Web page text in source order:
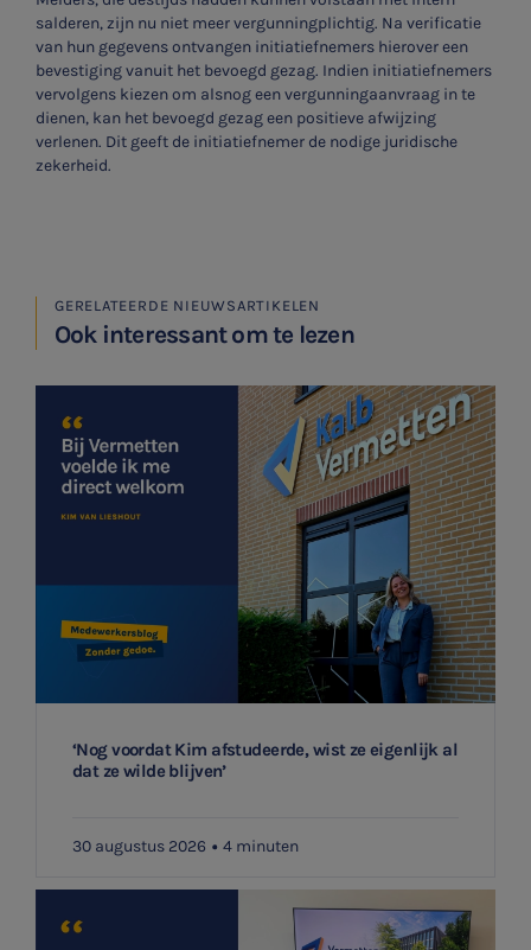
SNEL UW ANTWOORD VINDEN
Zonder gedoe
Typ hieronder uw zoekterm

Meest gezochte onderwerpen
Vacatures
Belastingadvies
Ontvang meldingen bij belangrijke ontwikkelingen rondom
salderen, zijn nu niet meer vergunningplichtig. Na verificatie
van hun gegevens ontvangen initiatiefnemers hierover een
bevestiging vanuit het bevoegd gezag. Indien initiatiefnemers
vervolgens kiezen om alsnog een vergunningaanvraag in te
dienen, kan het bevoegd gezag een positieve afwijzing
verlenen. Dit geeft de initiatiefnemer de nodige juridische
zekerheid.
GERELATEERDE NIEUWSARTIKELEN
Ook interessant om te lezen
‘Nog voordat Kim afstudeerde, wist ze eigenlijk al
dat ze wilde blijven’
30 augustus 2026 4 minuten